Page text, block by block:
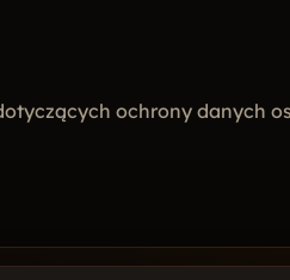
ochrony danych